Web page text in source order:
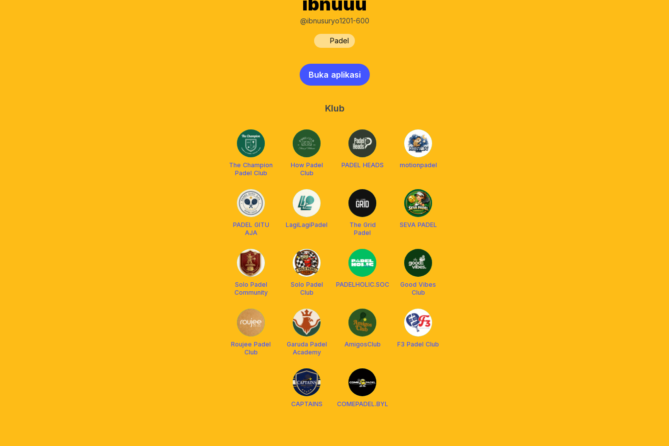
@ibnusuryo1201-600
Padel
Buka aplikasi
Klub
The Champion
Padel Club
How Padel
Club
PADEL HEADS motionpadel
PADEL GITU
AJA
LagiLagiPadel
The Grid
Padel
SEVA PADEL
Solo Padel
Community
Solo Padel
Club
PADELHOLIC.SOC
Good Vibes
Club
Roujee Padel
Club
Garuda Padel
Academy
AmigosClub F3 Padel Club
CAPTAINS COMEPADEL.BYL